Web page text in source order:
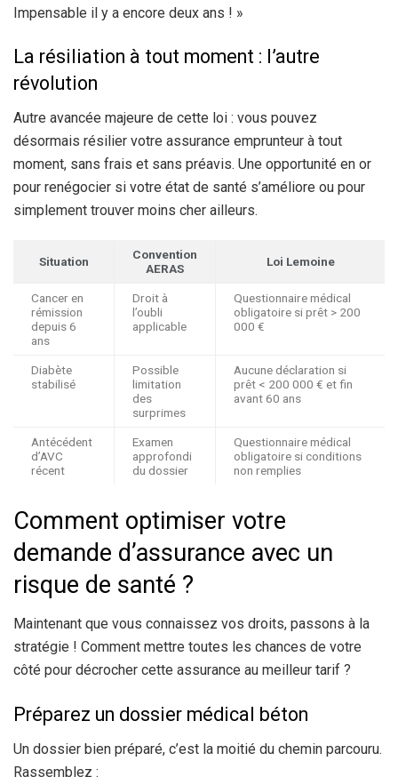
Impensable il y a encore deux ans ! »
La résiliation à tout moment : l’autre
révolution
Autre avancée majeure de cette loi : vous pouvez
désormais résilier votre assurance emprunteur à tout
moment, sans frais et sans préavis. Une opportunité en or
pour renégocier si votre état de santé s’améliore ou pour
simplement trouver moins cher ailleurs.
Situation
Convention
AERAS
Loi Lemoine
Cancer en
rémission
depuis 6
ans
Droit à
l’oubli
applicable
Questionnaire médical
obligatoire si prêt > 200
000 €
Diabète
stabilisé
Possible
limitation
des
surprimes
Aucune déclaration si
prêt < 200 000 € et fin
avant 60 ans
Antécédent
d’AVC
récent
Examen
approfondi
du dossier
Questionnaire médical
obligatoire si conditions
non remplies
Comment optimiser votre
demande d’assurance avec un
risque de santé ?
Maintenant que vous connaissez vos droits, passons à la
stratégie ! Comment mettre toutes les chances de votre
côté pour décrocher cette assurance au meilleur tarif ?
Préparez un dossier médical béton
Un dossier bien préparé, c’est la moitié du chemin parcouru.
Rassemblez :